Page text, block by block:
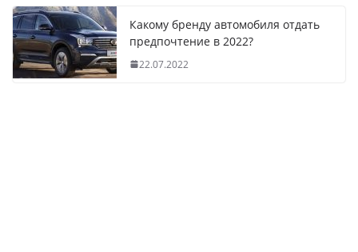
Какому бренду автомобиля отдать
предпочтение в 2022?
22.07.2022